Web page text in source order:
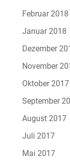
Februar 2018
Januar 2018
Dezember
November
Oktober 2017
September
August 2017
Juli 2017
Mai 2017